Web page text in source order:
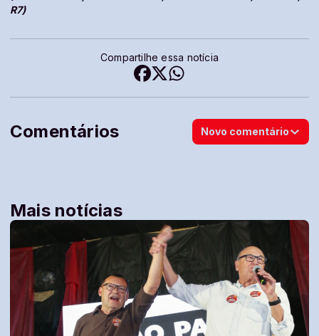
R7)
Compartilhe essa notícia
Comentários Novo comentário
Mais notícias